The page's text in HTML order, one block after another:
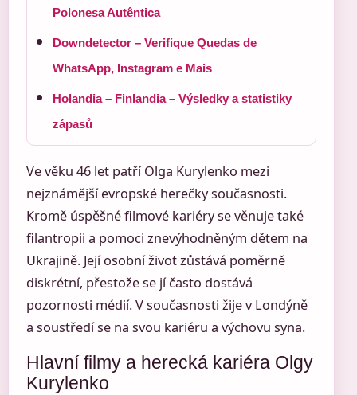
Polonesa Autêntica
Downdetector – Verifique Quedas de
WhatsApp, Instagram e Mais
Holandia – Finlandia – Výsledky a statistiky
zápasů
Ve věku 46 let patří Olga Kurylenko mezi
nejznámější evropské herečky současnosti.
Kromě úspěšné filmové kariéry se věnuje také
filantropii a pomoci znevýhodněným dětem na
Ukrajině. Její osobní život zůstává poměrně
diskrétní, přestože se jí často dostává
pozornosti médií. V současnosti žije v Londýně
a soustředí se na svou kariéru a výchovu syna.
Hlavní filmy a herecká kariéra Olgy
Kurylenko